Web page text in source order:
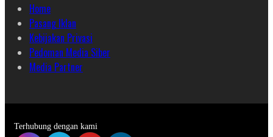
Home
Pasang Iklan
Kebijakan Privasi
Pedoman Media Siber
Media Partner
Terhubung dengan kami